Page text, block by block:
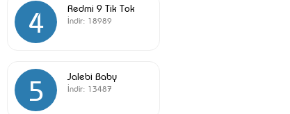
4 Redmi 9 Tik Tok
İndir: 18989
5 Jalebi Baby
İndir: 13487